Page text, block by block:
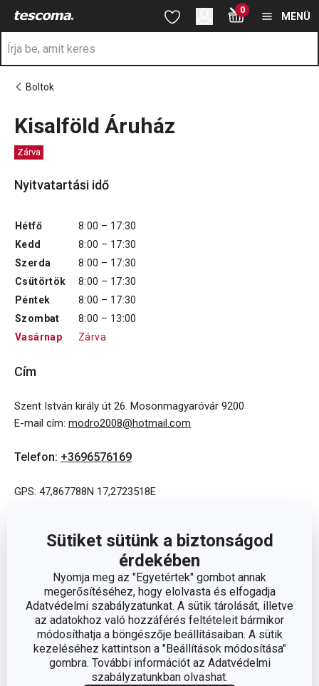
Sütiket sütünk a biztonságod
érdekében
Nyomja meg az "Egyetértek" gombot annak
megerősítéséhez, hogy elolvasta és elfogadja
Adatvédelmi szabályzatunkat. A sütik tárolását, illetve
az adatokhoz való hozzáférés feltételeit bármikor
módosíthatja a böngészője beállításaiban. A sütik
kezeléséhez kattintson a "Beállítások módosítása"
gombra. További információt az Adatvédelmi
szabályzatunkban olvashat.
Ugrás a fő tartalomhoz
Ugrás a kereséshez
Ugrás a navigációhoz 0
MENÜ
Boltok
Kisalföld Áruház
Zárva
Nyitvatartási idő
Hétfő
8:00 – 17:30
Kedd
8:00 – 17:30
Szerda
8:00 – 17:30
Csütörtök
8:00 – 17:30
Péntek
8:00 – 17:30
Szombat
8:00 – 13:00
Vasárnap
Zárva
Cím
Szent István király út 26. Mosonmagyaróvár 9200
E-mail cím: modro2008@hotmail.com
Telefon: +3696576169
GPS: 47,867788N 17,2723518E